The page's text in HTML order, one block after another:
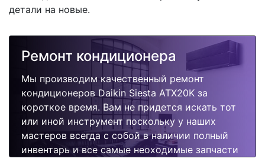
детали на новые.
Ремонт кондиционера
Мы производим качественный ремонт
кондиционеров Daikin Siesta ATX20K за
короткое время. Вам не придется искать тот
или иной инструмент поскольку у наших
мастеров всегда с собой в наличии полный
инвентарь и все самые неоходимые запчасти